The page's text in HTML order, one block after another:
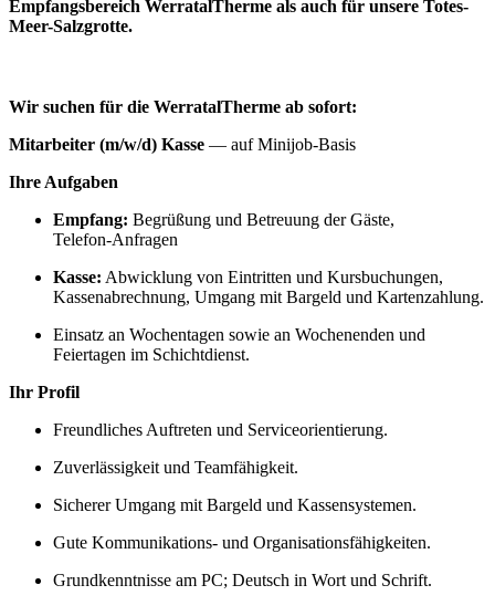
Empfangsbereich WerratalTherme als auch für unsere Totes-
Meer-Salzgrotte.
Wir suchen für die WerratalTherme ab sofort:
Mitarbeiter (m/w/d) Kasse — auf Minijob‑Basis
Ihre Aufgaben
Empfang: Begrüßung und Betreuung der Gäste,
Telefon‑Anfragen
Kasse: Abwicklung von Eintritten und Kursbuchungen,
Kassenabrechnung, Umgang mit Bargeld und Kartenzahlung.
Einsatz an Wochentagen sowie an Wochenenden und
Feiertagen im Schichtdienst.
Ihr Profil
Freundliches Auftreten und Serviceorientierung.
Zuverlässigkeit und Teamfähigkeit.
Sicherer Umgang mit Bargeld und Kassensystemen.
Gute Kommunikations‑ und Organisationsfähigkeiten.
Grundkenntnisse am PC; Deutsch in Wort und Schrift.